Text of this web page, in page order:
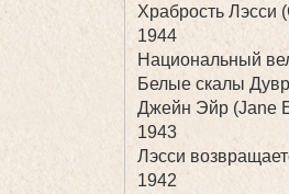
Храбрость Лэсси
1944
Национальный
Белые скалы
Джейн Эйр (Jane
1943
Лэсси
1942